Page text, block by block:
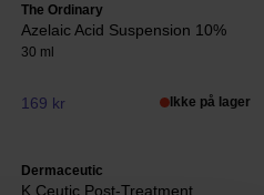
The Ordinary
Azelaic Acid Suspension 10%
30 ml
169 kr Ikke på lager
Dermaceutic
K Ceutic Post-Treatment